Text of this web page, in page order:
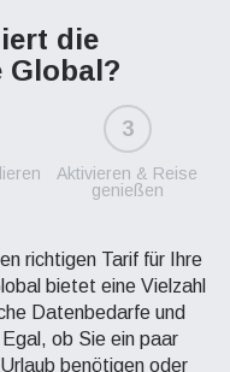
die
Global?
3
Aktivieren & Reise
genießen
richtigen Tarif für Ihre
bietet eine Vielzahl
Datenbedarfe und
ob Sie ein paar
benötigen oder